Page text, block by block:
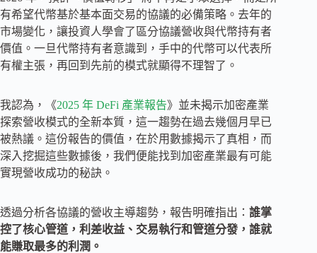
有希望代幣基於基本面交易的協議的必備策略。去年的
市場變化，讓投資人學會了區分協議營收與代幣持有者
價值。一旦代幣持有者意識到，手中的代幣可以代表所
有權主張，再回到先前的模式就顯得不理智了。
我認為，《2025 年 DeFi 產業報告》並未揭示加密產業
探索營收模式的全新本質，這一趨勢在過去幾個月早已
被熱議。這份報告的價值，在於用數據揭示了真相，而
深入挖掘這些數據後，我們便能找到加密產業最有可能
實現營收成功的秘訣。
透過分析各協議的營收主導趨勢，報告明確指出： 誰掌
控了核心管道，利差收益、交易執行和管道分發，誰就
能賺取最多的利潤。